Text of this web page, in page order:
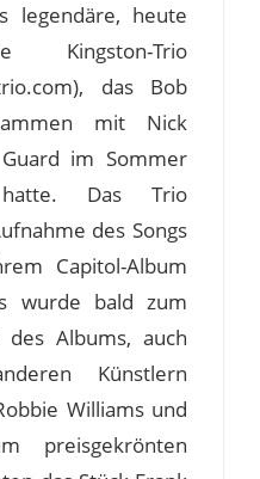
legendäre, heute
Kingston-Trio
das Bob
mit Nick
im Sommer
Das Trio
des Songs
Capitol-Album
wurde bald zum
des Albums, auch
Künstlern
Williams und
preisgekrönten